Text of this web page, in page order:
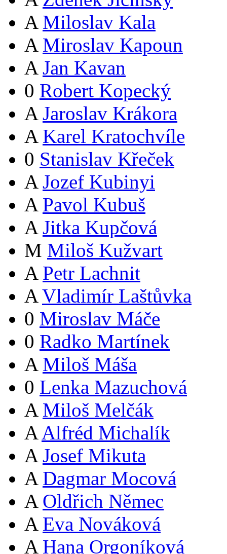
A Miloslav Kala
A Miroslav Kapoun
A Jan Kavan
0 Robert Kopecký
A Jaroslav Krákora
A Karel Kratochvíle
0 Stanislav Křeček
A Jozef Kubinyi
A Pavol Kubuš
A Jitka Kupčová
M Miloš Kužvart
A Petr Lachnit
A Vladimír Laštůvka
0 Miroslav Máče
0 Radko Martínek
A Miloš Máša
0 Lenka Mazuchová
A Miloš Melčák
A Alfréd Michalík
A Josef Mikuta
A Dagmar Mocová
A Oldřich Němec
A Eva Nováková
A Hana Orgoníková